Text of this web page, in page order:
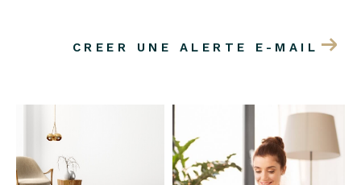
CREER UNE ALERTE E-MAIL